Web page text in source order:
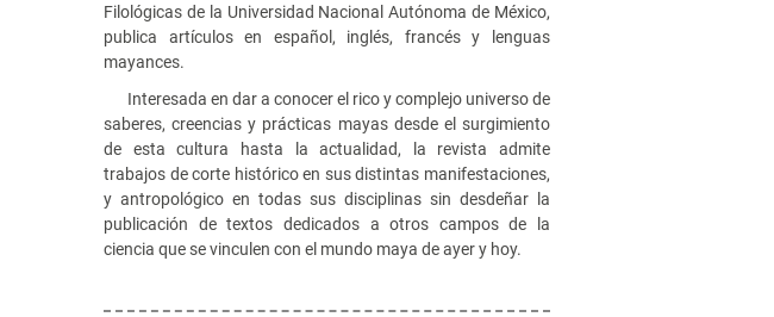
Filológicas de la Universidad Nacional Autónoma de México,
publica artículos en español, inglés, francés y lenguas
mayances.
Interesada en dar a conocer el rico y complejo universo de
saberes, creencias y prácticas mayas desde el surgimiento
de esta cultura hasta la actualidad, la revista admite
trabajos de corte histórico en sus distintas manifestaciones,
y antropológico en todas sus disciplinas sin desdeñar la
publicación de textos dedicados a otros campos de la
ciencia que se vinculen con el mundo maya de ayer y hoy.